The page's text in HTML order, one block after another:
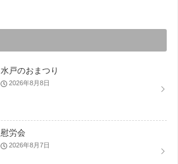
水戸のおまつり
2026年8月8日
慰労会
2026年8月7日